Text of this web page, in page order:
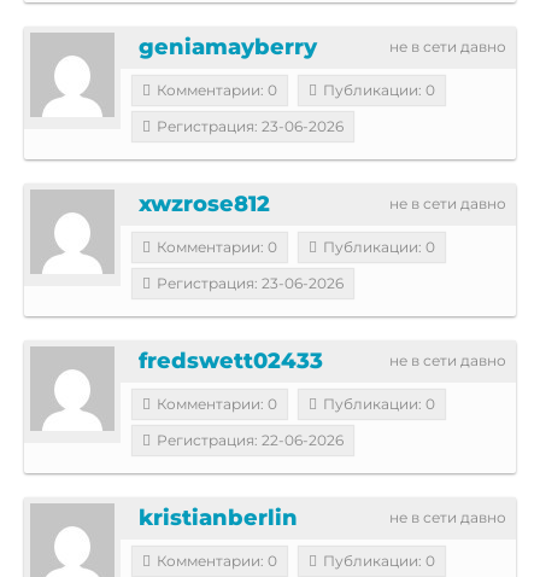
не в сети давно
geniamayberry
Комментарии: 0
Публикации: 0
Регистрация: 23-06-2026
не в сети давно
xwzrose812
Комментарии: 0
Публикации: 0
Регистрация: 23-06-2026
не в сети давно
fredswett02433
Комментарии: 0
Публикации: 0
Регистрация: 22-06-2026
не в сети давно
kristianberlin
Комментарии: 0
Публикации: 0